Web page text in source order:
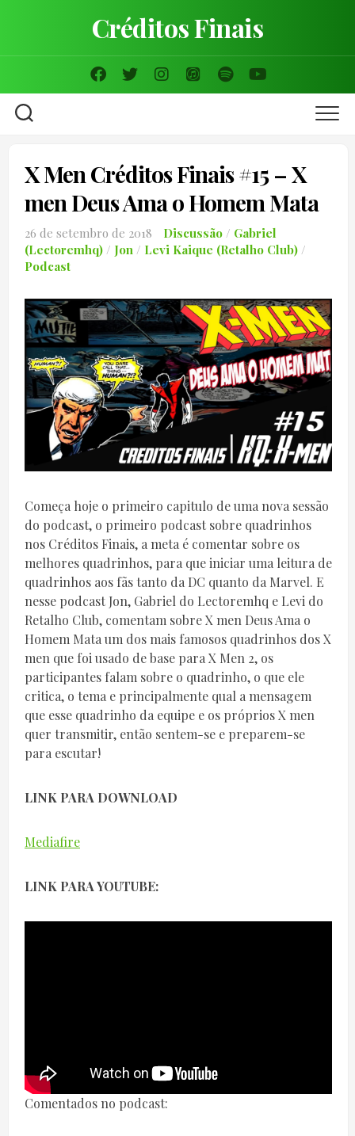
Créditos Finais
X Men Créditos Finais #15 – X
men Deus Ama o Homem Mata
26 de setembro de 2018 Discussão / Gabriel
(Lectoremhq) / Jon / Levi Kaique (Retalho Club) /
Podcast
Começa hoje o primeiro capitulo de uma nova sessão
do podcast, o primeiro podcast sobre quadrinhos
nos Créditos Finais, a meta é comentar sobre os
melhores quadrinhos, para que iniciar uma leitura de
quadrinhos aos fãs tanto da DC quanto da Marvel. E
nesse podcast Jon, Gabriel do Lectoremhq e Levi do
Retalho Club, comentam sobre X men Deus Ama o
Homem Mata um dos mais famosos quadrinhos dos X
men que foi usado de base para X Men 2, os
participantes falam sobre o quadrinho, o que ele
critica, o tema e principalmente qual a mensagem
que esse quadrinho da equipe e os próprios X men
quer transmitir, então sentem-se e preparem-se
para escutar!
LINK PARA DOWNLOAD
Mediafire
LINK PARA YOUTUBE:
Comentados no podcast: